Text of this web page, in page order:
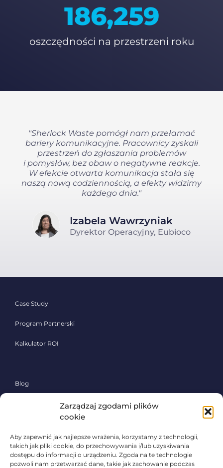
Zarządzaj zgodami plików
cookie
Aby zapewnić jak najlepsze wrażenia, korzystamy z technologii,
takich jak pliki cookie, do przechowywania i/lub uzyskiwania
dostępu do informacji o urządzeniu. Zgoda na te technologie
pozwoli nam przetwarzać dane, takie jak zachowanie podczas
235,090
oszczędności na przestrzeni roku
"Sherlock Waste pomógł nam przełamać
bariery komunikacyjne. Pracownicy zyskali
przestrzeń do zgłaszania problemów
i pomysłów, bez obaw o negatywne reakcje.
W efekcie otwarta komunikacja stała się
naszą nową codziennością, a efekty widzimy
każdego dnia."
Izabela Wawrzyniak
Dyrektor Operacyjny, Eubioco
Case Study
Program Partnerski
Kalkulator ROI
Blog
Poznaj system Sherlock Waste,